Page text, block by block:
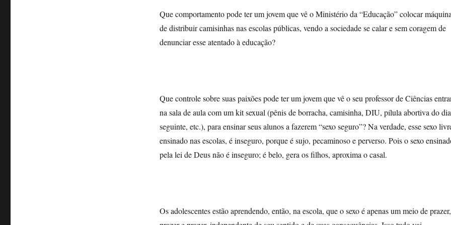
Que comportamento pode ter um jovem que vê o Ministério da “Educação” colocar
de distribuir camisinhas nas escolas públicas, vendo a sociedade se calar e sem coragem de
denunciar esse atentado à educação?
Que controle sobre suas paixões pode ter um jovem que vê o seu professor de Ciências
na sala de aula com um kit sexual (pênis de borracha, camisinha, DIU, pílula abortiva do dia
seguinte, etc.), para ensinar seus alunos a fazerem “sexo seguro”? Na verdade, esse sexo
ensinado nas escolas, é inseguro, porque é sujo, pecaminoso e perverso. Pois o sexo
pela lei de Deus não é inseguro; é belo, gera os filhos, aproxima o casal.
Os adolescentes estão aprendendo, então, na escola, que o sexo é apenas um meio de prazer,